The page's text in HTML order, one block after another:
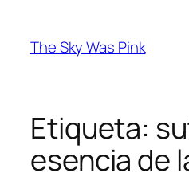
contenido
The Sky Was Pink
Etiqueta:
esencia de